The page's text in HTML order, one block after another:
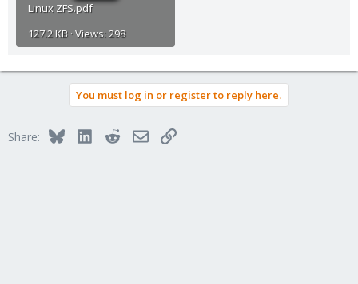
Linux ZFS.pdf
127.2 KB · Views: 298
You must log in or register to reply here.
Share: BlueskyLinkedInRedditEmailLink